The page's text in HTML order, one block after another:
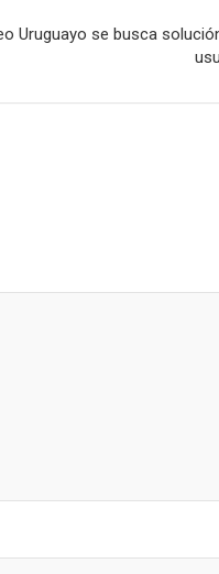
Uruguayo se busca